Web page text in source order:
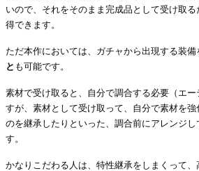
いので、それをそのまま完成品として受け取
得できます。
ただ本作においては、ガチャから出現する装備
と も可能です。
素材で受け取ると、自分で調合する必要（エー
すが、素材として受け取って、自分で素材を
のを継承したりといった、調合前にアレンジ
す。
かなりこだわる人は、特性継承をしまくって